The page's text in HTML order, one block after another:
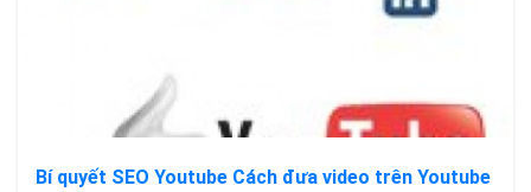
Bí quyết SEO Youtube Cách đưa video trên Youtube